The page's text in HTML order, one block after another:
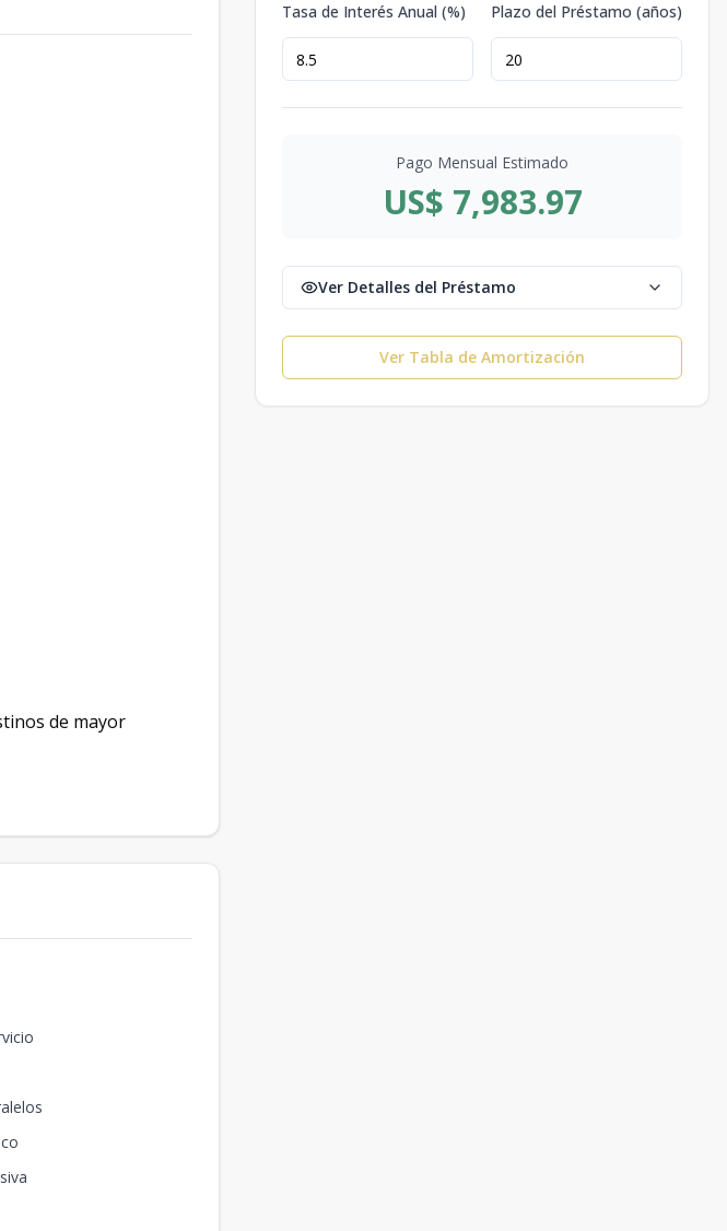
de mayor
Tasa de Interés Anual (%) Plazo del Préstamo (años)
Pago Mensual Estimado
US$ 7,983.97
Ver Detalles del Préstamo
Ver Tabla de Amortización